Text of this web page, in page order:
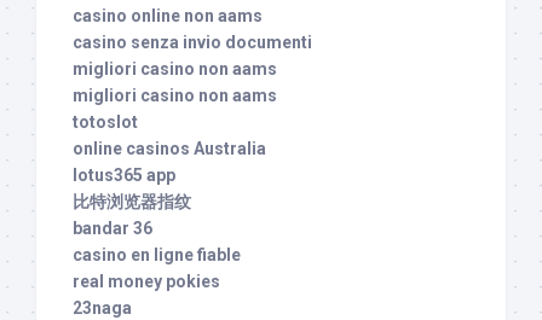
casino online non aams
casino senza invio documenti
migliori casino non aams
migliori casino non aams
totoslot
online casinos Australia
lotus365 app
比特浏览器指纹
bandar 36
casino en ligne fiable
real money pokies
23naga